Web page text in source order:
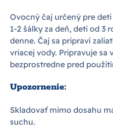
Ovocný čaj určený pre
1-2 šálky za deň, deti od 3
denne. Čaj sa pripraví
vriacej vody. Pripravuje sa
bezprostredne pred
Upozornenie:
Skladovať mimo dosahu
suchu.